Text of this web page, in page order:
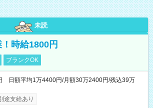
未読
時給1800円
ブランクOK
日額平均1万4400円/月額30万2400円/残込39万
途支給あり